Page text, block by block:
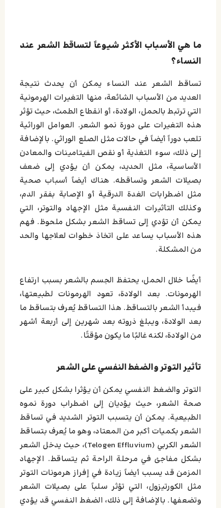
ما هي الأسباب الأكثر شيوعاً لتساقط الشعر عند
النساء؟
تساقط الشعر عند النساء يمكن أن يحدث نتيجة
العديد من الأسباب الشائعة، منها التغيرات الهرمونية
التي ترتبط بالحمل، الولادة، أو انقطاع الطمث، حيث تؤثر
هذه التغيرات على دورة نمو الشعر. العوامل الوراثية
تلعب دوراً أيضاً في حالات مثل الصلع الوراثي. بالإضافة
إلى ذلك، سوء التغذية أو نقص الفيتامينات والمعادن
الأساسية، مثل الحديد، يمكن أن يؤدي إلى ضعف
بصيلات الشعر وتساقطه. هناك أيضاً أسباب صحية
مثل اضطرابات الغدة الدرقية أو الإصابة بفقر الدم،
وكذلك التأثيرات النفسية مثل الإجهاد والتوتر، التي
يمكن أن تؤدي إلى تساقط الشعر بشكل ملحوظ. فهم
هذه الأسباب يساعد على اتخاذ خطوات لعلاجها والحد
من المشكلة.
أيضًا خلال الحمل، يحتفظ الجسم بالشعر بسبب ارتفاع
الهرمونات. بعد الولادة، تعود الهرمونات لطبيعتها،
فيبدأ الشعر بالتساقط. هذا التساقط يُعرف بتساقط ما
بعد الولادة، ويبلغ ذروته بعد شهرين إلى أربعة أشهر
من الولادة، لكنه غالبًا ما يكون مؤقتًا.
تأثير التوتر والضغط النفسي على الشعر
التوتر والضغط النفسي يمكن أن يؤثرا بشكل كبير على
صحة الشعر، حيث يؤديان إلى اضطراب دورة نموه
الطبيعية. يمكن أن يتسبب التوتر الشديد في تساقط
الشعر بكميات أكبر من المعتاد، وهو ما يُعرف بتساقط
الشعر الكربي (Telogen Effluvium)، حيث يدخل الشعر
بشكل مفاجئ في مرحلة الراحة ثم يتساقط. الإجهاد
المزمن قد يسبب أيضاً زيادة في إفراز هرمونات التوتر
مثل الكورتيزول، التي تؤثر سلباً على بصيلات الشعر
وتضعفها. بالإضافة إلى ذلك، الضغط النفسي قد يؤدي